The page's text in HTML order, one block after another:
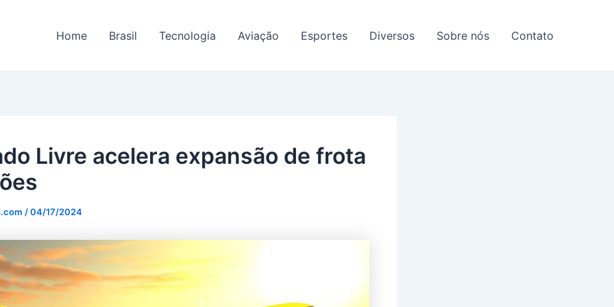
Home Brasil Tecnologia Aviação Esportes Diversos Sobre nós Contato
Livre acelera expansão de frota
/04/17/2024